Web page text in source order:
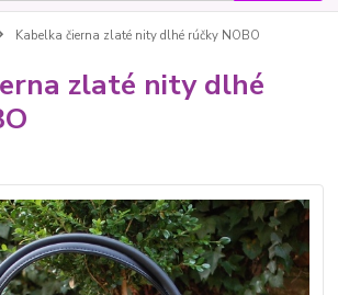
Kabelka čierna zlaté nity dlhé rúčky NOBO
zlaté nity dlhé